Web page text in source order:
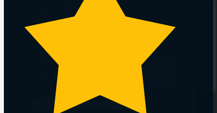
iPhone
Vraag offerte aan
Bekijk alle prijzen
Producten